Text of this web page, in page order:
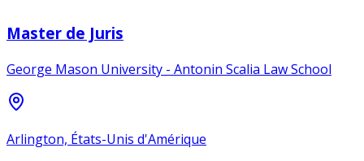
Master de Juris
George Mason University - Antonin Scalia Law School
Arlington, États-Unis d'Amérique